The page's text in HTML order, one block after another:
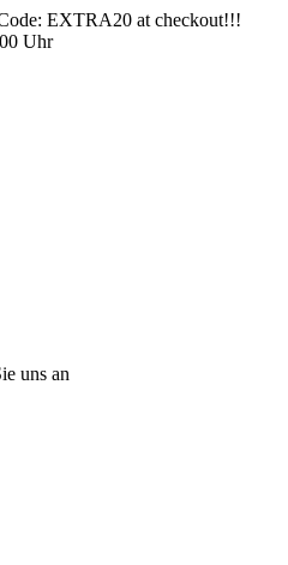
EXTRA20 at checkout!!!
Uhr
uns an